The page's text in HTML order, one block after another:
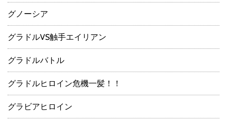
グノーシア
グラドルVS触手エイリアン
グラドルバトル
グラドルヒロイン危機一髪！！
グラビアヒロイン